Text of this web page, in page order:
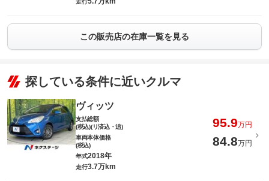
この販売店の在庫一覧を見る
探している条件に近いクルマ
ヴィッツ
支払総額
(税込)(リ済込・追)
95.9万円
車両本体価格
(税込)
84.8万円
年式2018年
走行3.7万km